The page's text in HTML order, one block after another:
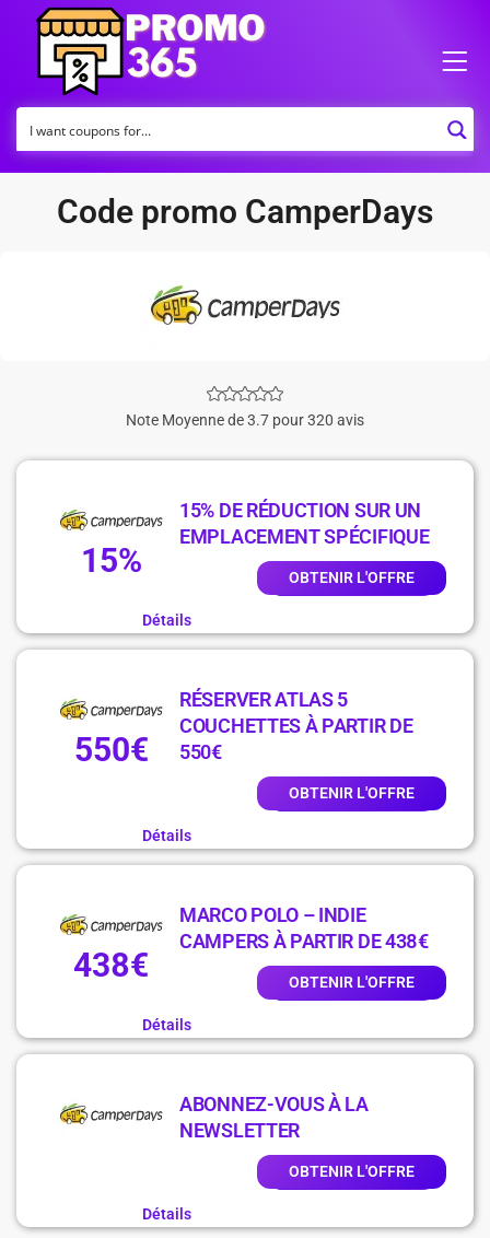
Code promo CamperDays
Note Moyenne de 3.7 pour 320 avis
15%
15% DE RÉDUCTION SUR UN
EMPLACEMENT SPÉCIFIQUE
OBTENIR L'OFFRE
Détails
550€
RÉSERVER ATLAS 5
COUCHETTES À PARTIR DE
550€
OBTENIR L'OFFRE
Détails
438€
MARCO POLO – INDIE
CAMPERS À PARTIR DE 438€
OBTENIR L'OFFRE
Détails
ABONNEZ-VOUS À LA
NEWSLETTER
OBTENIR L'OFFRE
Détails